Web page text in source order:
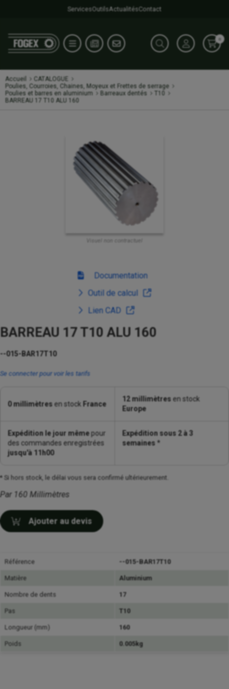
ServicesOutilsActualitésContact
0
Accueil
CATALOGUE
Poulies, Courroies, Chaines, Moyeux et Frettes de serrage
Poulies et barres en aluminium
Barreaux dentés
T10
BARREAU 17 T10 ALU 160
Visuel non contractuel
Documentation
Outil de calcul
Lien CAD
BARREAU 17 T10 ALU 160
--015-BAR17T10
Se connecter pour voir les tarifs
0 millimètresen stock France
12 millimètresen stock
Europe
Expédition le jour mêmepour
des commandes enregistrées
jusqu'à 11h00
Expédition sous 2 à 3
semaines *
* Si hors stock, le délai vous sera confirmé ultérieurement.
Par 160 Millimètres
Ajouter au devis
Référence --015-BAR17T10
Matière Aluminium
Nombre de dents 17
Pas T10
Longueur (mm) 160
Poids 0.005kg